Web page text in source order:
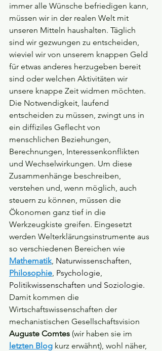
immer alle Wünsche befriedigen kann,
müssen wir in der realen Welt mit
unseren Mitteln haushalten. Täglich
sind wir gezwungen zu entscheiden,
wieviel wir von unserem knappen Geld
für etwas anderes herzugeben bereit
sind oder welchen Aktivitäten wir
unsere knappe Zeit widmen möchten.
Die Notwendigkeit, laufend
entscheiden zu müssen, zwingt uns in
ein diffiziles Geflecht von
menschlichen Beziehungen,
Berechnungen, Interessenkonflikten
und Wechselwirkungen. Um diese
Zusammenhänge beschreiben,
verstehen und, wenn möglich, auch
steuern zu können, müssen die
Ökonomen ganz tief in die
Werkzeugkiste greifen. Eingesetzt
werden Welterklärungsinstrumente aus
so verschiedenen Bereichen wie
Mathematik, Naturwissenschaften
Philosophie Psychologie
Politikwissenschaften und Soziologie.
Damit kommen die
Wirtschaftswissenschaften der
mechanistischen Gesellschaftsvision
Auguste Comtes (wir haben sie im
letzten Blog kurz erwähnt), wohl näher,